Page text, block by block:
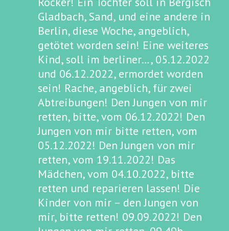
Gladbach, Sand, und eine andere in
Berlin, diese Woche, angeblich,
getötet worden sein! Eine weiteres
Kind, soll im berliner…, 05.12.2022
und 06.12.2022, ermordet worden
sein! Rache, angeblich, für zwei
Abtreibungen! Den Jungen von mir
retten, bitte, vom 06.12.2022! Den
Jungen von mir bitte retten, vom
05.12.2022! Den Jungen von mir
retten, vom 19.11.2022! Das
Mädchen, vom 04.10.2022, bitte
retten und reparieren lassen! Die
Kinder von mir – den Jungen von
mir, bitte retten! 09.09.2022! Den